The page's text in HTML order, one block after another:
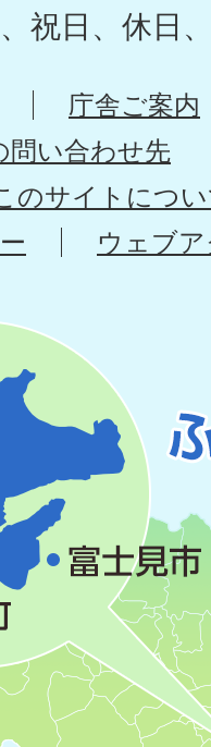
、祝日、休日
庁舎ご案内
問い合わせ先
のサイトにつ
ウェブ